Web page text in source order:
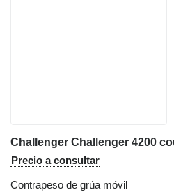
Challenger Challenger 4200
Precio a consultar
Contrapeso de grúa móvil